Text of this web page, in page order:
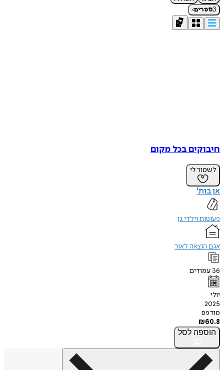
3ספרים›
חיבוקים בכל מקום
לשמור לי
אן בות'
פעוטות וילדי גן
אגם הוצאה לאור
36 עמודים
יולי
2025
מודפס
₪60.8
הוספה לסל